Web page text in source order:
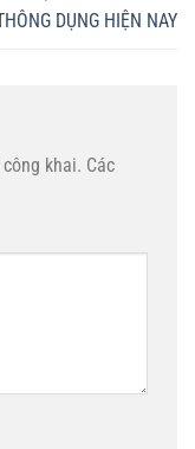
DỤNG HIỆN NAY
khai. Các